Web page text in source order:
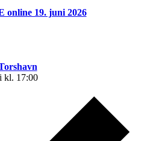
online 19. juni 2026
kl. 17:00